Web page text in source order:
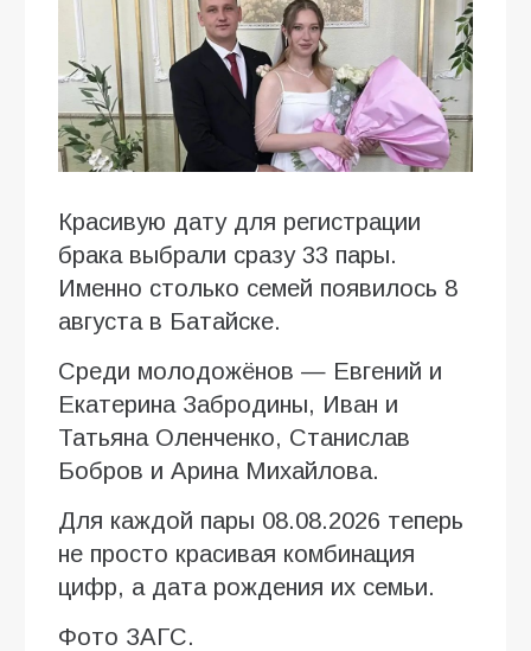
Красивую дату для регистрации
брака выбрали сразу 33 пары.
Именно столько семей появилось 8
августа в Батайске.
Среди молодожёнов — Евгений и
Екатерина Забродины, Иван и
Татьяна Оленченко, Станислав
Бобров и Арина Михайлова.
Для каждой пары 08.08.2026 теперь
не просто красивая комбинация
цифр, а дата рождения их семьи.
Фото ЗАГС.